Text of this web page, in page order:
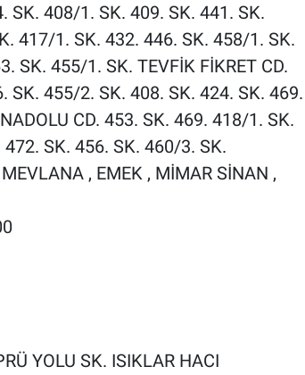
SK. 408/1. SK. 409. SK. 441. SK.
417/1. SK. 432. 446. SK. 458/1. SK.
SK. 455/1. SK. TEVFİK FİKRET CD.
455/2. SK. 408. SK. 424. SK. 469.
CD. 453. SK. 469. 418/1. SK.
SK. 456. SK. 460/3. SK.
, EMEK , MİMAR SİNAN ,
YOLU SK. ISIKLAR HACI